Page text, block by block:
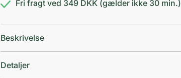
antalFri fragt ved 349 DKK (gælder ikke 30 min.)
Beskrivelse
Detaljer